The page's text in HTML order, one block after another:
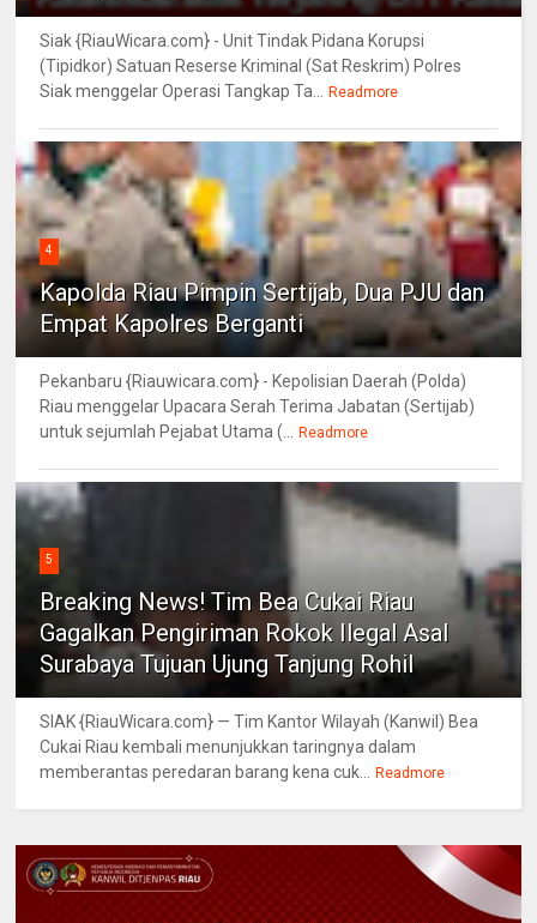
Siak {RiauWicara.com} - Unit Tindak Pidana Korupsi
(Tipidkor) Satuan Reserse Kriminal (Sat Reskrim) Polres
Siak menggelar Operasi Tangkap Ta...
Readmore
4
Kapolda Riau Pimpin Sertijab, Dua PJU dan
Empat Kapolres Berganti
Pekanbaru {Riauwicara.com} - Kepolisian Daerah (Polda)
Riau menggelar Upacara Serah Terima Jabatan (Sertijab)
untuk sejumlah Pejabat Utama (...
Readmore
5
Breaking News! Tim Bea Cukai Riau
Gagalkan Pengiriman Rokok Ilegal Asal
Surabaya Tujuan Ujung Tanjung Rohil
SIAK {RiauWicara.com} — Tim Kantor Wilayah (Kanwil) Bea
Cukai Riau kembali menunjukkan taringnya dalam
memberantas peredaran barang kena cuk...
Readmore